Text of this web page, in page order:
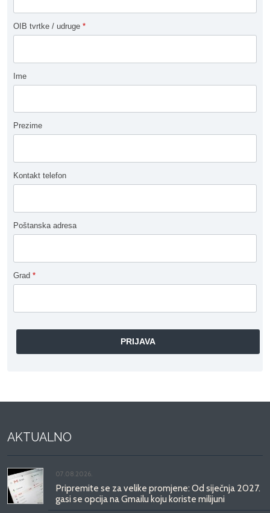
OIB tvrtke / udruge *
Ime
Prezime
Kontakt telefon
Poštanska adresa
Grad *
AKTUALNO
07.08.2026.
Pripremite se za velike promjene: Od siječnja 2027.
gasi se opcija na Gmailu koju koriste milijuni